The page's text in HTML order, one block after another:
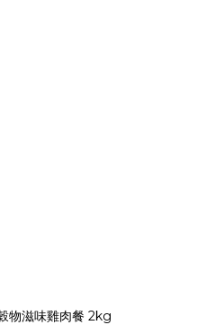
物滋味雞肉餐 2kg